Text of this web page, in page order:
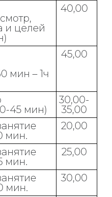
и целей
40,00
мин – 1ч
45,00
45 мин)
30,00-
35,00
мин.
20,00
мин.
25,00
мин.
30,00